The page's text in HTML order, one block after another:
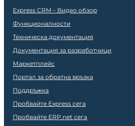
Express CRM – Видео обзор
Функционалности
Техническа документация
Документация за разработчици
Маркетплейс
Портал за обратна връзка
Поддръжка
Пробвайте Express сега
Пробвайте ERP.net сега